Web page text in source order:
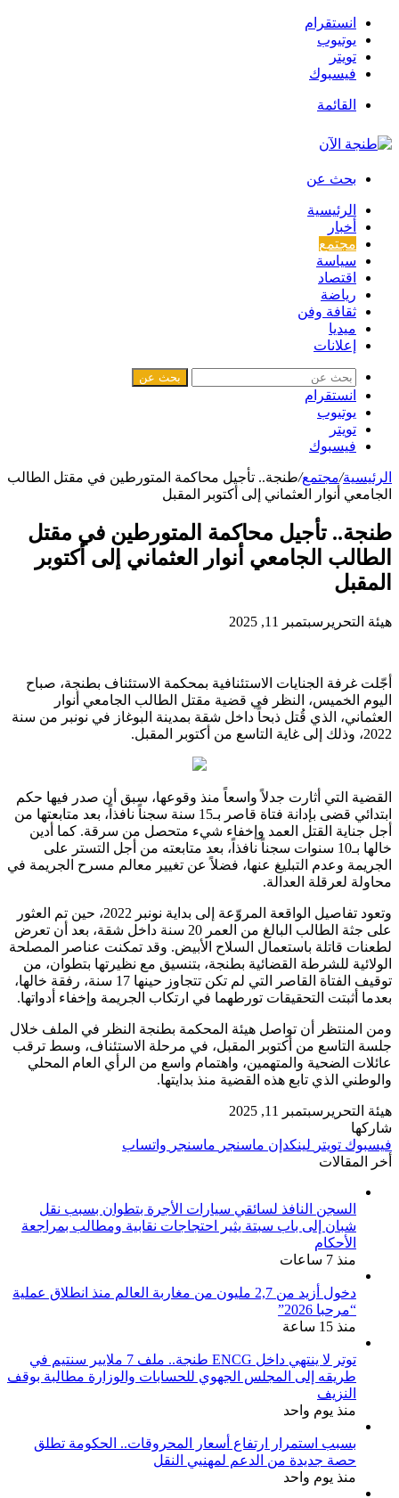
انستقرام
يوتيوب
تويتر
فيسبوك
القائمة
بحث عن
الرئيسية
أخبار
مجتمع
سياسة
اقتصاد
رياضة
ثقافة وفن
ميديا
إعلانات
بحث عن
انستقرام
يوتيوب
تويتر
فيسبوك
الرئيسية/مجتمع/طنجة.. تأجيل محاكمة المتورطين في مقتل الطالب
الجامعي أنوار العثماني إلى أكتوبر المقبل
طنجة.. تأجيل محاكمة المتورطين في مقتل
الطالب الجامعي أنوار العثماني إلى أكتوبر
المقبل
هيئة التحرير سبتمبر 11, 2025
أجّلت غرفة الجنايات الاستئنافية بمحكمة الاستئناف بطنجة، صباح
اليوم الخميس، النظر في قضية مقتل الطالب الجامعي أنوار
العثماني، الذي قُتل ذبحاً داخل شقة بمدينة البوغاز في نونبر من سنة
2022، وذلك إلى غاية التاسع من أكتوبر المقبل.
القضية التي أثارت جدلاً واسعاً منذ وقوعها، سبق أن صدر فيها حكم
ابتدائي قضى بإدانة فتاة قاصر بـ15 سنة سجناً نافذاً، بعد متابعتها من
أجل جناية القتل العمد وإخفاء شيء متحصل من سرقة. كما أدين
خالها بـ10 سنوات سجناً نافذاً، بعد متابعته من أجل التستر على
الجريمة وعدم التبليغ عنها، فضلاً عن تغيير معالم مسرح الجريمة في
محاولة لعرقلة العدالة.
وتعود تفاصيل الواقعة المروّعة إلى بداية نونبر 2022، حين تم العثور
على جثة الطالب البالغ من العمر 20 سنة داخل شقة، بعد أن تعرض
لطعنات قاتلة باستعمال السلاح الأبيض. وقد تمكنت عناصر المصلحة
الولائية للشرطة القضائية بطنجة، بتنسيق مع نظيرتها بتطوان، من
توقيف الفتاة القاصر التي لم تكن تتجاوز حينها 17 سنة، رفقة خالها،
بعدما أثبتت التحقيقات تورطهما في ارتكاب الجريمة وإخفاء أدواتها.
ومن المنتظر أن تواصل هيئة المحكمة بطنجة النظر في الملف خلال
جلسة التاسع من أكتوبر المقبل، في مرحلة الاستئناف، وسط ترقب
عائلات الضحية والمتهمين، واهتمام واسع من الرأي العام المحلي
والوطني الذي تابع هذه القضية منذ بدايتها.
هيئة التحرير سبتمبر 11, 2025
شاركها
فيسبوك تويتر لينكدإن ماسنجر ماسنجر واتساب
أخر المقالات
السجن النافذ لسائقي سيارات الأجرة بتطوان بسبب نقل
شبان إلى باب سبتة يثير احتجاجات نقابية ومطالب بمراجعة
الأحكام
منذ 7 ساعات
دخول أزيد من 2,7 مليون من مغاربة العالم منذ انطلاق عملية
“مرحبا 2026”
منذ 15 ساعة
توتر لا ينتهي داخل ENCG طنجة.. ملف 7 ملايير سنتيم في
طريقه إلى المجلس الجهوي للحسابات والوزارة مطالبة بوقف
النزيف
منذ يوم واحد
بسبب استمرار ارتفاع أسعار المحروقات.. الحكومة تطلق
حصة جديدة من الدعم لمهنيي النقل
منذ يوم واحد